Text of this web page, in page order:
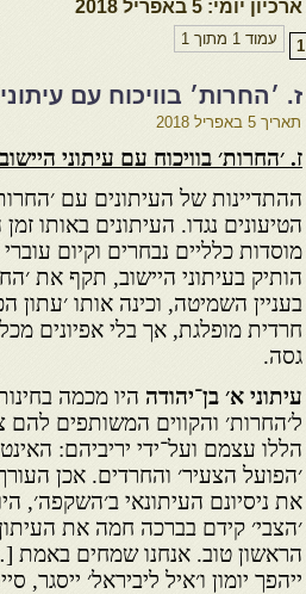
ארכיון יומי: 5 באפריל 2018
עמוד 1 מתוך 1 1
ז. ׳החרות׳ בוויכוח עם
תאריך 5 באפריל 2018
ז. ׳החרות׳ בוויכוח עם עיתוני היישוב
ההתדיינות של העיתונים עם
הטיעונים נגדו. העיתונים באותו
מוסדות כלליים נבחרים וקיום
הותיק בעיתוני היישוב, תקף את
בעניין השמיטה, וכינה אותו ׳עתון
חרדית מופלגת, אך בלי אפיונים
גסה.
עיתוני א׳ בן־יהודה היו מכמה
ל׳החרות׳ והקווים המשותפים להם
הללו עצמם ועל־ידי יריביהם:
׳הפועל הצעיר׳ והחרדים. אכן
את ניסיונם העיתונאי ב׳השקפה׳,
׳הצבי׳ קידם בברכה חמה את
הראשון טוב. אנחנו שמחים באמת
ייהפך יומון ו׳איל ליביראל׳